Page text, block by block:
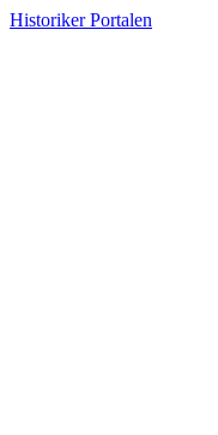
Historiker Portalen